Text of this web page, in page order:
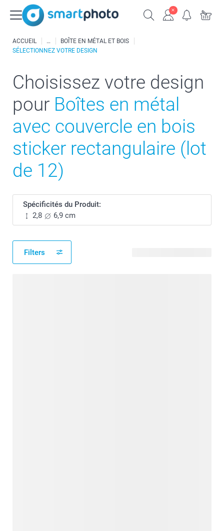
ACCUEIL
BOÎTE EN MÉTAL ET BOIS
SÉLECTIONNEZ VOTRE DESIGN
Choisissez votre design
pour Boîtes en métal
avec couvercle en bois
sticker rectangulaire (lot
de 12)
Spécificités du Produit:
2,8
6,9 cm
Filters